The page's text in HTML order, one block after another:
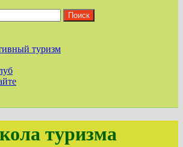
туризм
туризма